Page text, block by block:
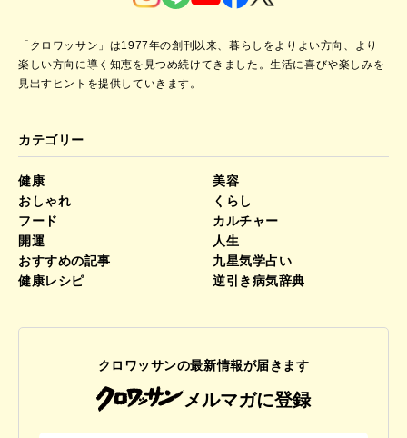
「クロワッサン」は1977年の創刊以来、暮らしをよりよい方向、より
楽しい方向に導く知恵を見つめ続けてきました。生活に喜びや楽しみを
見出すヒントを提供していきます。
カテゴリー
健康
美容
おしゃれ
くらし
フード
カルチャー
開運
人生
おすすめの記事
九星気学占い
健康レシピ
逆引き病気辞典
クロワッサンの最新情報が届きます
メルマガに登録